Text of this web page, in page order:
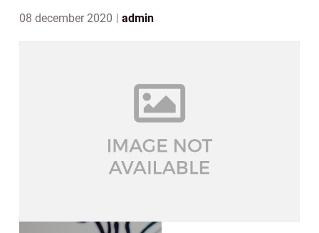
08 december 2020 admin